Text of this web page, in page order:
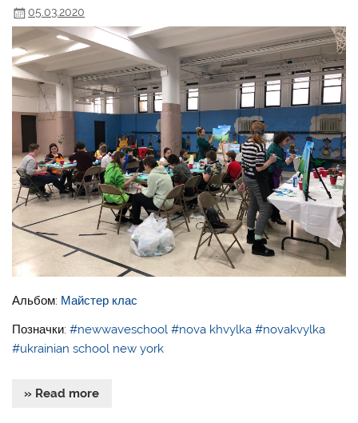
05.03.2020
Альбом: Майстер клас
Позначки: #newwaveschool #nova khvylka #novakvylka
#ukrainian school new york
» Read more